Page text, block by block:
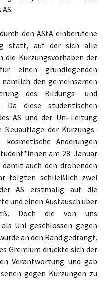
den AStA einberufene
statt, auf der sich alle
die Kürzungsvorhaben der
einen grundlegenden
den gemeinsamen
des Bildungs- und
Da diese studentischen
AS und der Uni-Leitung
der Kürzungs-
Änderungen
am 28. Januar
auch den drohenden
folgten schließlich zwei
AS erstmalig auf die
und einen Austausch über
Doch die von uns
Uni geschlossen gegen
an den Rand gedrängt.
Gremium drückte sich der
Verantwortung und gab
gegen Kürzungen zu